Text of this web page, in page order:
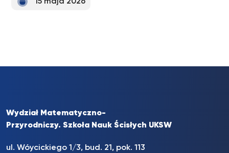
15 maja 2026
Wydział Matematyczno-
Przyrodniczy. Szkoła Nauk Ścisłych UKSW
ul. Wóycickiego 1/3, bud. 21, pok. 113